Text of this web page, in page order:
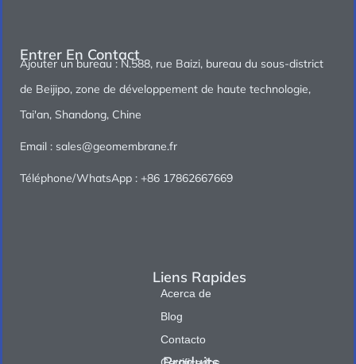
Liens Rapides
Acerca de
Blog
Contacto
Entrer En Contact
Ajouter un bureau : N.588, rue Baizi, bureau du sous-district
de Beijipo, zone de développement de haute technologie,
Tai'an, Shandong, Chine
Email : sales@geomembrane.fr
Téléphone/WhatsApp : +86 17862667669